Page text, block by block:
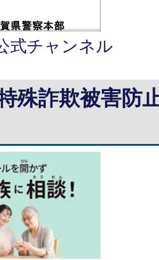
式チャンネル
殊詐欺被害防